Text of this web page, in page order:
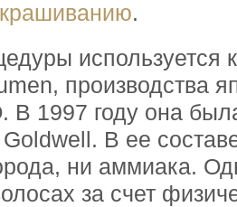
.
используется
производства
В 1997 году она
В ее
ни аммиака.
за счет